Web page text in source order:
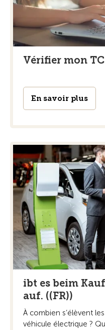
Vérifier mon
En savoir plus
ibt es beim
auf. ((FR))
À combien s’élèvent
véhicule électrique ?